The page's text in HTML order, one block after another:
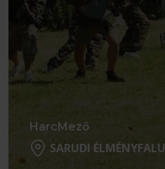
HarcMező
SARUDI ÉLMÉNYFALU